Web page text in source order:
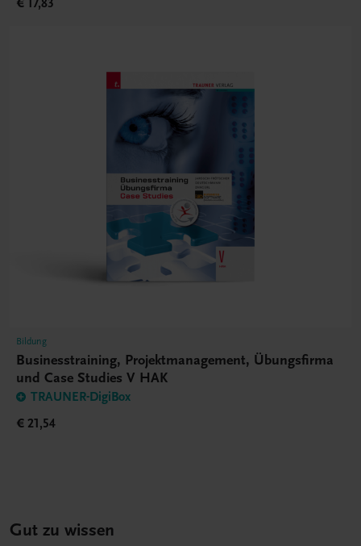
€ 17,83
Bildung
Businesstraining, Projektmanagement, Übungsfirma
und Case Studies V HAK
TRAUNER-DigiBox
€ 21,54
Gut zu wissen